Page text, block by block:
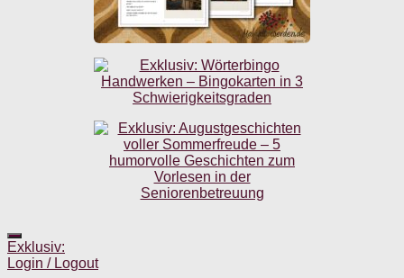
Exklusiv:
Login / Logout